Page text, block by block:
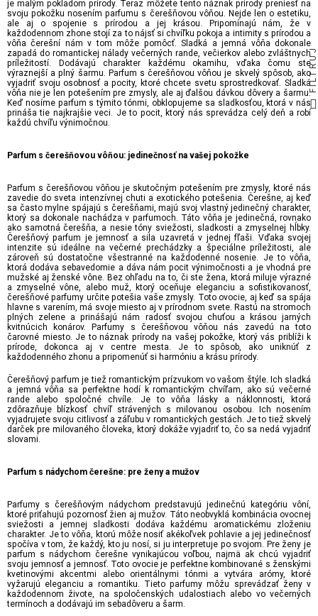
je malým pokladom prírody. Teraz môžete tento náznak prírody preniesť na
svoju pokožku nosením parfumu s čerešňovou vôňou. Nejde len o estetiku,
ale aj o spojenie s prírodou a jej krásou. Pripomínajú nám, že v
každodennom zhone stojí za to nájsť si chvíľku pokoja a intimity s prírodou a
vôňa čerešní nám v tom môže pomôcť. Sladká a jemná vôňa dokonale
zapadá do romantickej nálady večerných rande, večierkov alebo zvláštnych
príležitostí. Dodávajú charakter každému okamihu, vďaka čomu ste
výraznejší a plný šarmu. Parfum s čerešňovou vôňou je skvelý spôsob, ako
vyjadriť svoju osobnosť a pocity, ktoré chcete svetu sprostredkovať. Sladká
vôňa nie je len potešením pre zmysly, ale aj ďalšou dávkou dôvery a šarmu.
Keď nosíme parfum s týmito tónmi, obklopujeme sa sladkosťou, ktorá v nás
prináša tie najkrajšie veci. Je to pocit, ktorý nás sprevádza celý deň a robí
každú chvíľu výnimočnou.
Parfum s čerešňovou vôňou: jedinečnosť na vašej pokožke
Parfum s čerešňovou vôňou je skutočným potešením pre zmysly, ktoré nás
zavedie do sveta intenzívnej chuti a exotického potešenia. Čerešne, aj keď
sa často mylne spájajú s čerešňami, majú svoj vlastný jedinečný charakter,
ktorý sa dokonale nachádza v parfumoch. Táto vôňa je jedinečná, rovnako
ako samotná čerešňa, a nesie tóny sviežosti, sladkosti a zmyselnej hĺbky.
Čerešňový parfum je jemnosť a sila uzavretá v jednej fľaši. Vďaka svojej
intenzite sú ideálne na večerné prechádzky a špeciálne príležitosti, ale
zároveň sú dostatočne všestranné na každodenné nosenie. Je to vôňa,
ktorá dodáva sebavedomie a dáva nám pocit výnimočnosti a je vhodná pre
mužské aj ženské vône. Bez ohľadu na to, či ste žena, ktorá miluje výrazné
a zmyselné vône, alebo muž, ktorý oceňuje eleganciu a sofistikovanosť,
čerešňové parfumy určite potešia vaše zmysly. Toto ovocie, aj keď sa spája
hlavne s varením, má svoje miesto aj v prírodnom svete. Rastú na stromoch
plných zelene a prinášajú nám radosť svojou chuťou a krásou jarných
kvitnúcich konárov. Parfumy s čerešňovou vôňou nás zavedú na toto
čarovné miesto. Je to náznak prírody na vašej pokožke, ktorý vás priblíži k
prírode, dokonca aj v centre mesta. Je to spôsob, ako uniknúť z
každodenného zhonu a pripomenúť si harmóniu a krásu prírody.
Čerešňový parfum je tiež romantickým prízvukom vo vašom štýle. Ich sladká
a jemná vôňa sa perfektne hodí k romantickým chvíľam, ako sú večerné
rande alebo spoločné chvíle. Je to vôňa lásky a náklonnosti, ktorá
zdôrazňuje blízkosť chvíľ strávených s milovanou osobou. Ich nosením
vyjadrujete svoju citlivosť a záľubu v romantických gestách. Je to tiež skvelý
darček pre milovaného človeka, ktorý dokáže vyjadriť to, čo sa nedá vyjadriť
slovami.
Parfum s nádychom čerešne: pre ženy a mužov
Parfumy s čerešňovým nádychom predstavujú jedinečnú kategóriu vôní,
ktoré priťahujú pozornosť žien aj mužov. Táto neobvyklá kombinácia ovocnej
sviežosti a jemnej sladkosti dodáva každému aromatickému zloženiu
charakter. Je to vôňa, ktorú môže nosiť akékoľvek pohlavie a jej jedinečnosť
spočíva v tom, že každý, kto ju nosí, si ju interpretuje po svojom. Pre ženy je
parfum s nádychom čerešne vynikajúcou voľbou, najmä ak chcú vyjadriť
svoju jemnosť a jemnosť. Toto ovocie je perfektne kombinované s ženskými
kvetinovými akcentmi alebo orientálnymi tónmi a vytvára arómy, ktoré
vyžarujú eleganciu a romantiku. Tieto parfumy môžu sprevádzať ženy v
každodennom živote, na spoločenských udalostiach alebo vo večerných
termínoch a dodávajú im sebadôveru a šarm.
FILTRUJ